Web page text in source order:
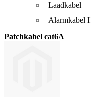
Laadkabel
Alarmkabel
Patchkabel cat6A